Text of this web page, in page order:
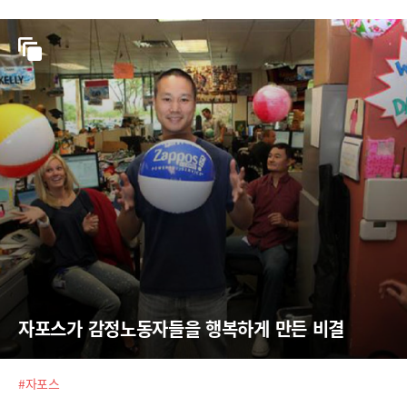
자포스가 감정노동자들을 행복하게 만든 비결
#자포스